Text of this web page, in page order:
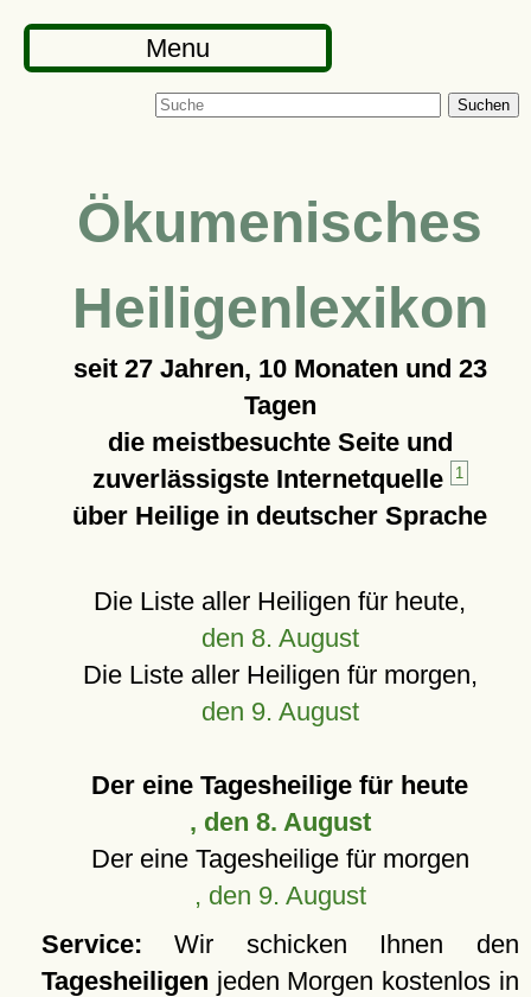
Menu
Suchen
Ökumenisches
Heiligenlexikon
seit 27 Jahren, 10 Monaten und 23
Tagen
die meistbesuchte Seite und
zuverlässigste Internetquelle
1
über Heilige in deutscher Sprache
Die Liste aller Heiligen für heute,
den 8. August
Die Liste aller Heiligen für morgen,
den 9. August
Der eine Tagesheilige für heute
, den 8. August
Der eine Tagesheilige für morgen
, den 9. August
Service: Wir schicken Ihnen den
Tagesheiligen jeden Morgen kostenlos in